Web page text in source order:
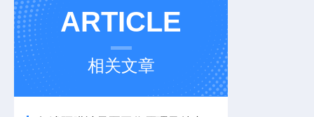
ARTICLE
相关文章